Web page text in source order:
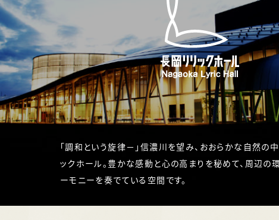
「調和という旋律－」信濃川を望み、おおらかな自然の
ックホール。豊かな感動と心の高まりを秘めて、周辺の
ーモニーを奏でている空間です。